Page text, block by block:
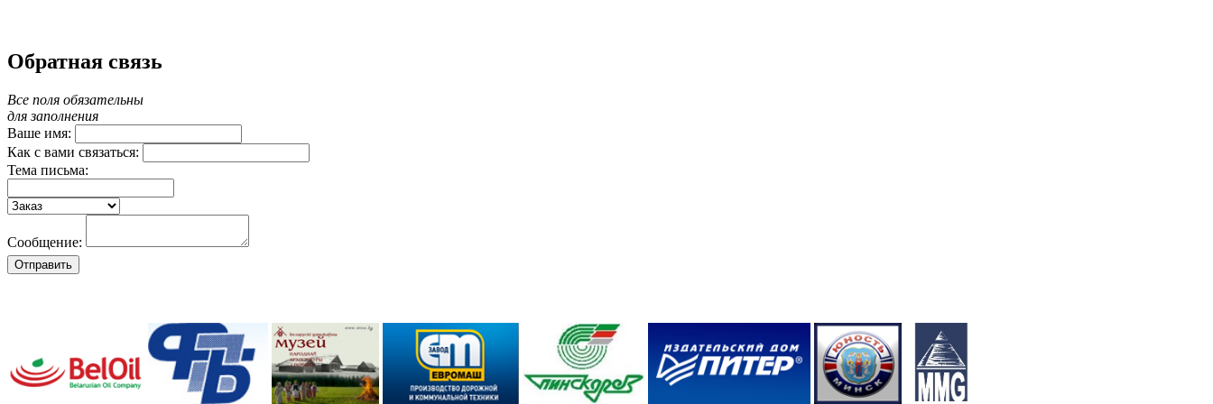
Обратная связь
Все поля обязательны
для заполнения
Ваше имя:
Как с вами связаться:
Тема письма:
Сообщение: